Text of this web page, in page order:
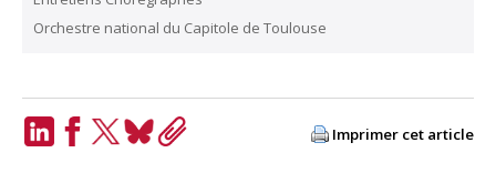
Orchestre national du Capitole de Toulouse
Imprimer cet article